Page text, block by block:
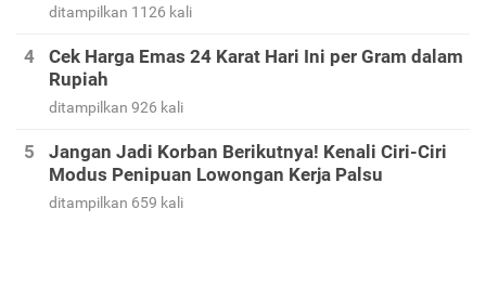
ditampilkan 1126 kali
Cek Harga Emas 24 Karat Hari Ini per Gram dalam
Rupiah
ditampilkan 926 kali
Jangan Jadi Korban Berikutnya! Kenali Ciri-Ciri
Modus Penipuan Lowongan Kerja Palsu
ditampilkan 659 kali